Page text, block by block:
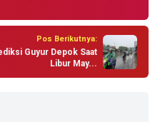
Pos Berikutnya:
Guyur Depok Saat
Libur May...